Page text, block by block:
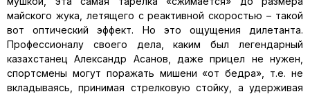
майского жука, летящего с реактивной скоростью – такой
вот оптический эффект. Но это ощущения дилетанта.
Профессионалу своего дела, каким был легендарный
казахстанец Александр Асанов, даже прицел не нужен,
спортсмены могут поражать мишени «от бедра», т.е. не
вкладываясь, принимая стрелковую стойку, а удерживая